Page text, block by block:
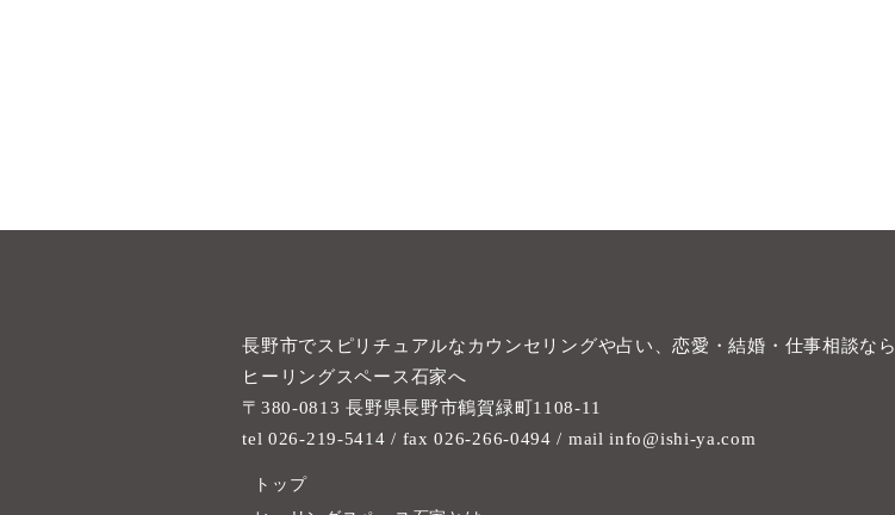
長野市でスピリチュアルなカウンセリングや占い、恋愛・結婚・仕事相談なら
ヒーリングスペース石家へ
〒380-0813 長野県長野市鶴賀緑町1108-11
tel 026-219-5414 / fax 026-266-0494 / mail info@ishi-ya.com
トップ